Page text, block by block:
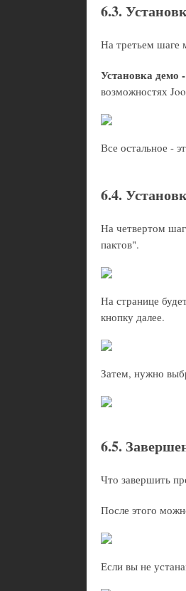
6.3.
На третьем шаге
Установка демо
возможностях
Все остальное -
6.4.
На четвертом
пактов".
На странице
кнопку далее.
Затем, нужно
6.5.
Что завершить
После этого
Если вы не